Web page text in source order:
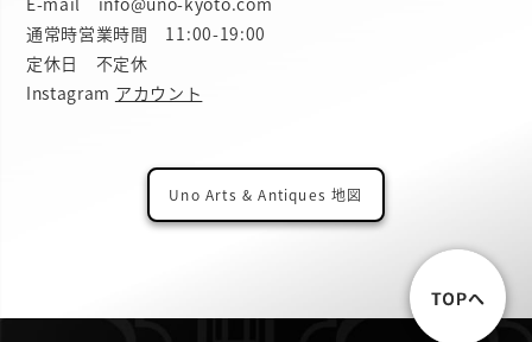
通常時営業時間 11:00-19:00
定休日 不定休
Instagram アカウント
Uno Arts & Antiques 地図